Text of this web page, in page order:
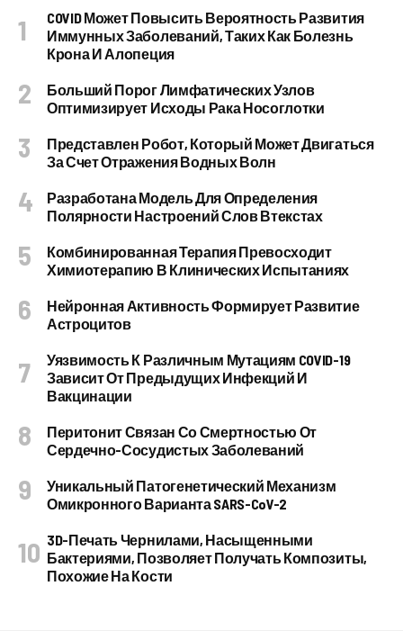
COVID Может Повысить Вероятность Развития
Иммунных Заболеваний, Таких Как Болезнь
Крона И Алопеция
Больший Порог Лимфатических Узлов
Оптимизирует Исходы Рака Носоглотки
Представлен Робот, Который Может Двигаться
За Счет Отражения Водных Волн
Разработана Модель Для Определения
Полярности Настроений Слов Втекстах
Комбинированная Терапия Превосходит
Химиотерапию В Клинических Испытаниях
Нейронная Активность Формирует Развитие
Астроцитов
Уязвимость К Различным Мутациям COVID-19
Зависит От Предыдущих Инфекций И
Вакцинации
Перитонит Связан Со Смертностью От
Сердечно-Сосудистых Заболеваний
Уникальный Патогенетический Механизм
Омикронного Варианта SARS-CoV-2
3D-Печать Чернилами, Насыщенными
Бактериями, Позволяет Получать Композиты,
Похожие На Кости